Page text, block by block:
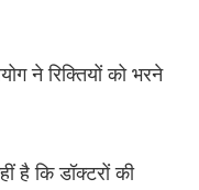
ने रिक्तियों को भरने
है कि डॉक्टरों की